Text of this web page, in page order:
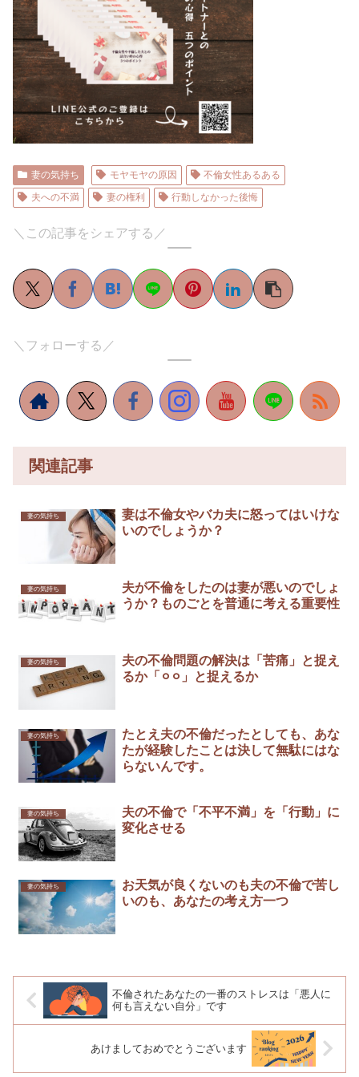
妻の気持ち モヤモヤの原因
不倫女性あるある
夫への不満
妻の権利 行動しなかった後悔
＼この記事をシェアする／
＼フォローする／
関連記事
妻の気持ち
妻は不倫女やバカ夫に怒ってはいけな
いのでしょうか？
妻の気持ち
夫が不倫をしたのは妻が悪いのでしょ
うか？ものごとを普通に考える重要性
妻の気持ち
夫の不倫問題の解決は「苦痛」と捉え
るか「⚪︎⚪︎」と捉えるか
妻の気持ち
たとえ夫の不倫だったとしても、あな
たが経験したことは決して無駄にはな
らないんです。
妻の気持ち
夫の不倫で「不平不満」を「行動」に
変化させる
妻の気持ち
お天気が良くないのも夫の不倫で苦し
いのも、あなたの考え方一つ
不倫されたあなたの一番のストレスは「悪人に
何も言えない自分」です
あけましておめでとうございます